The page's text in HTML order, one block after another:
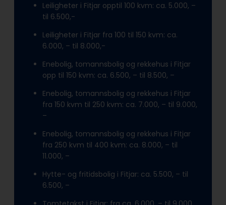
Leiligheter i Fitjar opptil 100 kvm: ca. 5.000, –
til 6.500,-
Leiligheter i Fitjar fra 100 til 150 kvm: ca.
6.000, – til 8.000,-
Enebolig, tomannsbolig og rekkehus i Fitjar
opp til 150 kvm: ca. 6.500, – til 8.500, –
Enebolig, tomannsbolig og rekkehus i Fitjar
fra 150 kvm til 250 kvm: ca. 7.000, – til 9.000,
–
Enebolig, tomannsbolig og rekkehus i Fitjar
fra 250 kvm til 400 kvm: ca. 8.000, – til
11.000, –
Hytte- og fritidsbolig i Fitjar: ca. 5.500, – til
6.500, –